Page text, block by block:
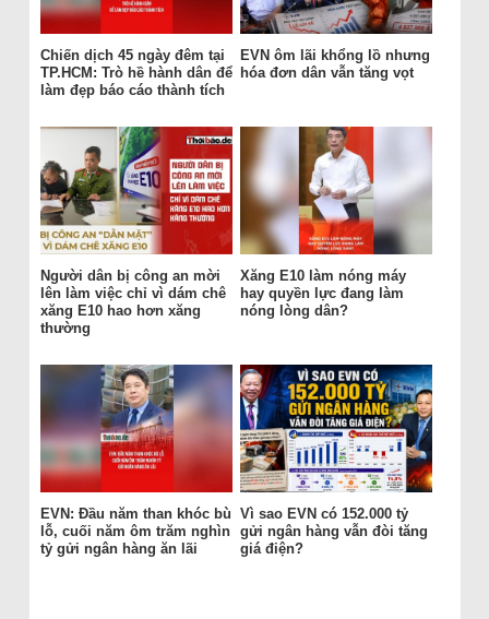
Chiến dịch 45 ngày đêm tại
TP.HCM: Trò hề hành dân để
làm đẹp báo cáo thành tích
EVN ôm lãi khổng lồ nhưng
hóa đơn dân vẫn tăng vọt
Người dân bị công an mời
lên làm việc chỉ vì dám chê
xăng E10 hao hơn xăng
thường
Xăng E10 làm nóng máy
hay quyền lực đang làm
nóng lòng dân?
EVN: Đầu năm than khóc bù
lỗ, cuối năm ôm trăm nghìn
tỷ gửi ngân hàng ăn lãi
Vì sao EVN có 152.000 tỷ
gửi ngân hàng vẫn đòi tăng
giá điện?